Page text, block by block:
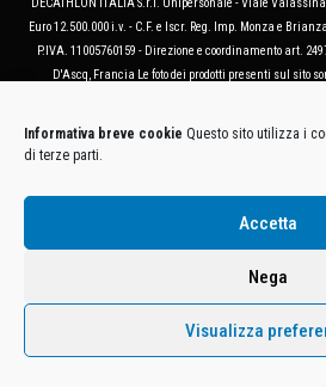
Informativa breve cookie Questo sito utilizza i
di terze parti.
Accetta
Nega
Visualizza
Euro 12.500.000 i.v. - C.F. e Iscr. Reg. Imp. Monza e
P.IVA. 11005760159 - Direzione e coordinamento art.
D'Ascq, Francia Le foto dei prodotti presenti sul sito